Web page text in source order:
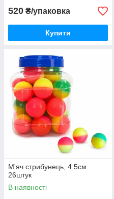
520 ₴/упаковка
Купити
М'яч стрибунець, 4.5см.
26штук
В наявності